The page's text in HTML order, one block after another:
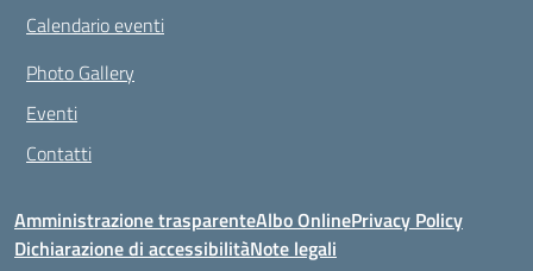
Calendario eventi
Photo Gallery
Eventi
Contatti
Amministrazione trasparenteAlbo OnlinePrivacy Policy
Dichiarazione di accessibilitàNote legali